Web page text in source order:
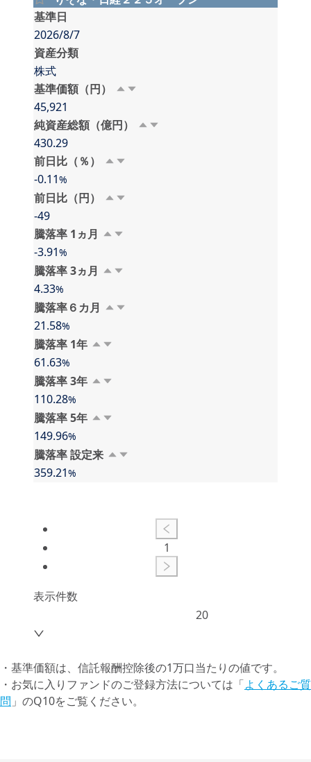
基準日
2026/8/7
資産分類
株式
基準価額（円）
45,921
純資産総額（億円）
430.29
前日比（％）
-0.11%
前日比（円）
-49
騰落率 1⁠⁠ヵ⁠月
-3.91%
騰落率 3⁠⁠ヵ⁠月
4.33%
騰落率６⁠カ⁠月
21.58%
騰落率 1⁠年
61.63%
騰落率 3⁠年
110.28%
騰落率 5⁠年
149.96%
騰落率 設⁠定⁠来
359.21%
1
表示件数
20
・基準価額は、信託報酬控除後の1万口当たりの値です。
・お気に入りファンドのご登録方法については「よくあるご質
問 」のQ10をご覧ください。